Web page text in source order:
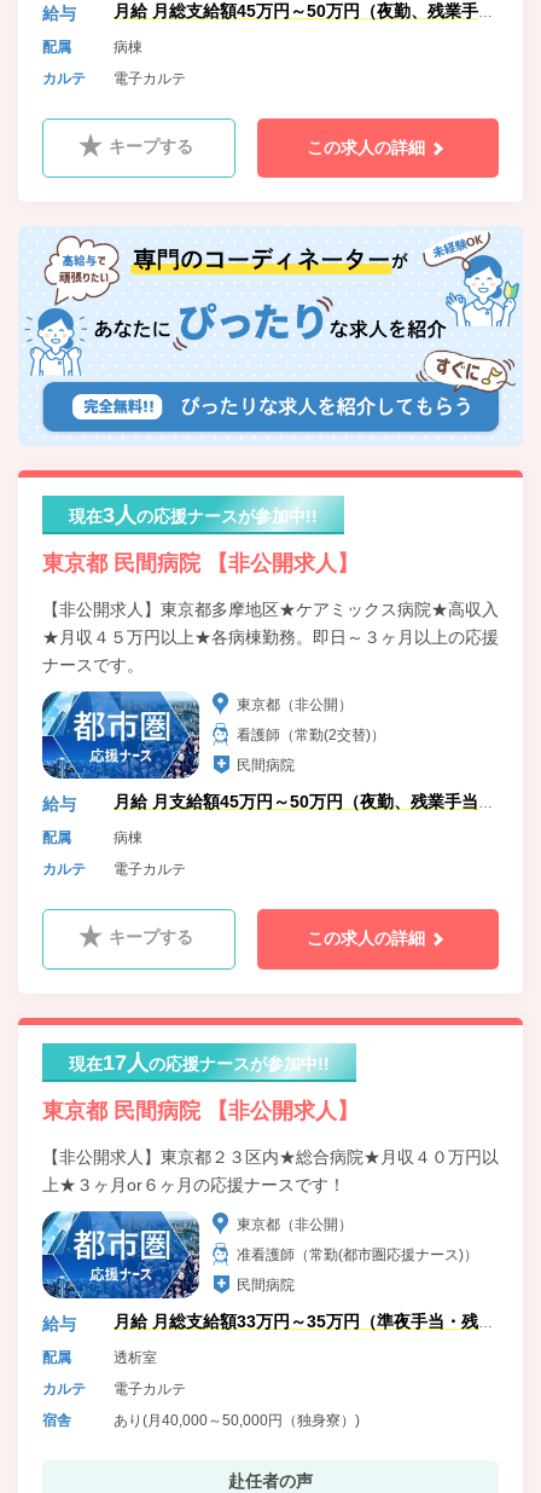
給与
月給 月総支給額45万円～50万円（夜勤、残業手当
含）
配属
病棟
カルテ
電子カルテ
キープする この求人の詳細
現在3人の応援ナースが参加中!!
東京都 民間病院 【非公開求人】
【非公開求人】東京都多摩地区★ケアミックス病院★高収入
★月収４５万円以上★各病棟勤務。即日～３ヶ月以上の応援
ナースです。
東京都（非公開）
看護師（常勤(2交替)）
民間病院
給与
月給 月支給額45万円～50万円（夜勤、残業手当
含）
配属
病棟
カルテ
電子カルテ
キープする この求人の詳細
現在17人の応援ナースが参加中!!
東京都 民間病院 【非公開求人】
【非公開求人】東京都２３区内★総合病院★月収４０万円以
上★３ヶ月or６ヶ月の応援ナースです！
東京都（非公開）
准看護師（常勤(都市圏応援ナース)）
民間病院
給与
月給 月総支給額33万円～35万円（準夜手当・残業
手当含む）
配属
透析室
カルテ
電子カルテ
宿舎
あり(月40,000～50,000円（独身寮）)
赴任者の声